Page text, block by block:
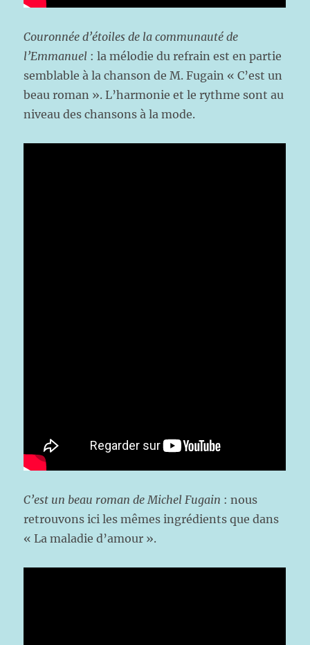
Couronnée d’étoiles de la communauté de
l’Emmanuel : la mélodie du refrain est en partie
semblable à la chanson de M. Fugain « C’est un
beau roman ». L’harmonie et le rythme sont au
niveau des chansons à la mode.
C’est un beau roman de Michel Fugain : nous
retrouvons ici les mêmes ingrédients que dans
« La maladie d’amour ».